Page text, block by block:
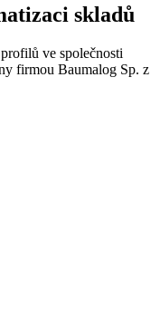
skladů
ve společnosti
firmou Baumalog Sp. z